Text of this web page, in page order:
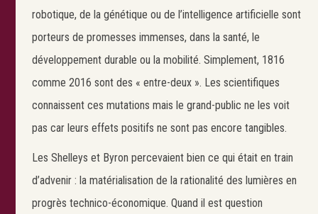
robotique, de la génétique ou de l’intelligence artificielle sont
porteurs de promesses immenses, dans la santé, le
développement durable ou la mobilité. Simplement, 1816
comme 2016 sont des « entre-deux ». Les scientifiques
connaissent ces mutations mais le grand-public ne les voit
pas car leurs effets positifs ne sont pas encore tangibles.
Les Shelleys et Byron percevaient bien ce qui était en train
d’advenir : la matérialisation de la rationalité des lumières en
progrès technico-économique. Quand il est question